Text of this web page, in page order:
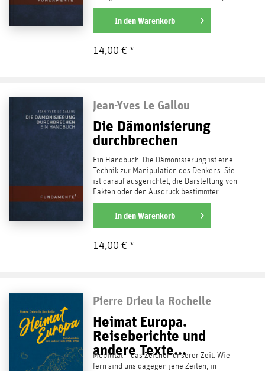
sondern ganz im...
weiterlesen
In denWarenkorb
14,00 € *
Jean-Yves Le Gallou
Die Dämonisierung
durchbrechen
Ein Handbuch. Die Dämonisierung ist eine
Technik zur Manipulation des Denkens. Sie
ist darauf ausgerichtet, die Darstellung von
Fakten oder den Ausdruck bestimmter
Ideen zu...
weiterlesen
In denWarenkorb
14,00 € *
Pierre Drieu la Rochelle
Heimat Europa.
Reiseberichte und
andere Texte...
Mobilität – das Zeichen unserer Zeit. Wie
fern sind uns dagegen jene Zeiten, in